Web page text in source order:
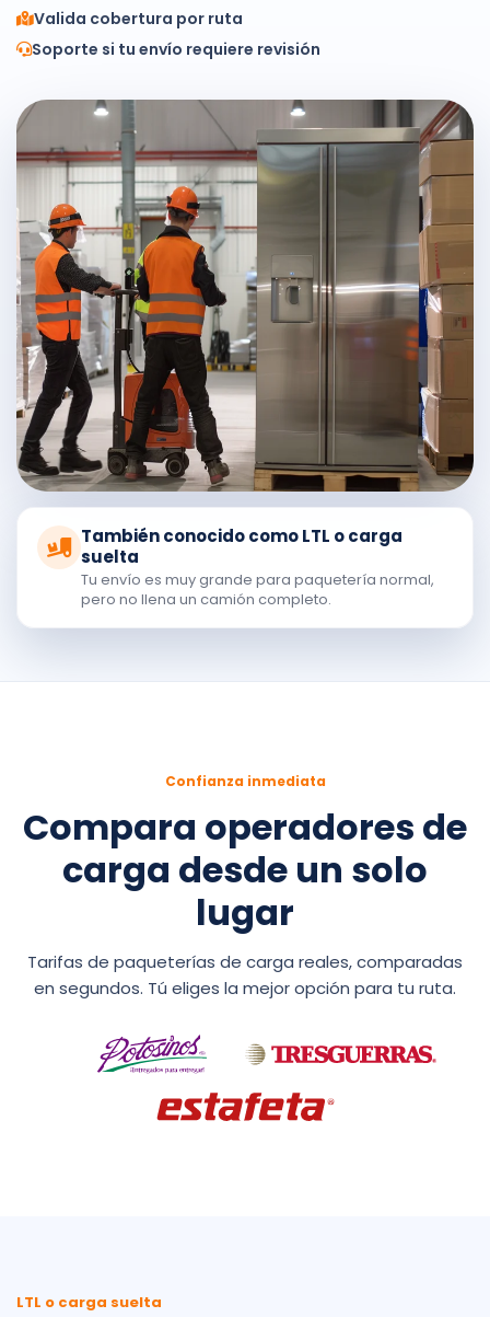
Valida cobertura por ruta
Soporte si tu envío requiere revisión
También conocido como LTL o carga
suelta
Tu envío es muy grande para paquetería normal,
pero no llena un camión completo.
Confianza inmediata
Compara operadores de
carga desde un solo
lugar
Tarifas de paqueterías de carga reales, comparadas
en segundos. Tú eliges la mejor opción para tu ruta.
LTL o carga suelta